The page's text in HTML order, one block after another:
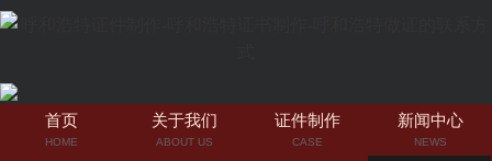
首页
HOME
关于我们
ABOUT US
证件制作
CASE
新闻中心
NEWS